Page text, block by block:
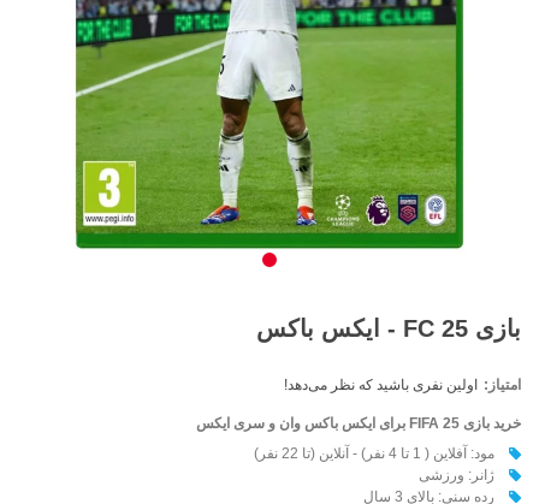
بازی FC 25 - ایکس باکس
امتیاز: اولین نفری باشید که نظر می‌دهد!
خرید بازی FIFA 25
برای ایکس باکس وان و سری ایکس
مود: آفلاین ( 1 تا 4 نفر) - آنلاین (تا 22 نفر)
ژانر: ورزشی
رده سنی: بالای 3 سال